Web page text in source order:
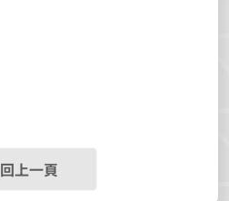
回上一頁